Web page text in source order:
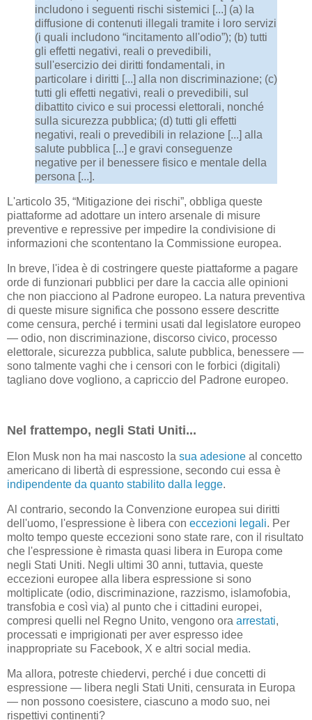
includono i seguenti rischi sistemici [...] (a) la
diffusione di contenuti illegali tramite i loro servizi
(i quali includono “incitamento all'odio”); (b) tutti
gli effetti negativi, reali o prevedibili,
sull'esercizio dei diritti fondamentali, in
particolare i diritti [...] alla non discriminazione; (c)
tutti gli effetti negativi, reali o prevedibili, sul
dibattito civico e sui processi elettorali, nonché
sulla sicurezza pubblica; (d) tutti gli effetti
negativi, reali o prevedibili in relazione [...] alla
salute pubblica [...] e gravi conseguenze
negative per il benessere fisico e mentale della
persona [...].
L'articolo 35, “Mitigazione dei rischi”, obbliga queste
piattaforme ad adottare un intero arsenale di misure
preventive e repressive per impedire la condivisione di
informazioni che scontentano la Commissione europea.
In breve, l'idea è di costringere queste piattaforme a pagare
orde di funzionari pubblici per dare la caccia alle opinioni
che non piacciono al Padrone europeo. La natura preventiva
di queste misure significa che possono essere descritte
come censura, perché i termini usati dal legislatore europeo
— odio, non discriminazione, discorso civico, processo
elettorale, sicurezza pubblica, salute pubblica, benessere —
sono talmente vaghi che i censori con le forbici (digitali)
tagliano dove vogliono, a capriccio del Padrone europeo.
Nel frattempo, negli Stati Uniti...
Elon Musk non ha mai nascosto la sua adesione al concetto
americano di libertà di espressione, secondo cui essa è
indipendente da quanto stabilito dalla legge.
Al contrario, secondo la Convenzione europea sui diritti
dell'uomo, l'espressione è libera con eccezioni legali. Per
molto tempo queste eccezioni sono state rare, con il risultato
che l'espressione è rimasta quasi libera in Europa come
negli Stati Uniti. Negli ultimi 30 anni, tuttavia, queste
eccezioni europee alla libera espressione si sono
moltiplicate (odio, discriminazione, razzismo, islamofobia,
transfobia e così via) al punto che i cittadini europei,
compresi quelli nel Regno Unito, vengono ora arrestati,
processati e imprigionati per aver espresso idee
inappropriate su Facebook, X e altri social media.
Ma allora, potreste chiedervi, perché i due concetti di
espressione — libera negli Stati Uniti, censurata in Europa
— non possono coesistere, ciascuno a modo suo, nei
rispettivi continenti?